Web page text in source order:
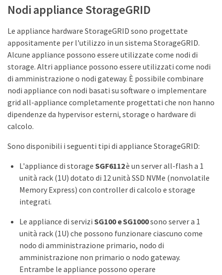
Nodi appliance StorageGRID
Le appliance hardware StorageGRID sono progettate
appositamente per l'utilizzo in un sistema StorageGRID.
Alcune appliance possono essere utilizzate come nodi di
storage. Altri appliance possono essere utilizzati come nodi
di amministrazione o nodi gateway. È possibile combinare
nodi appliance con nodi basati su software o implementare
grid all-appliance completamente progettati che non hanno
dipendenze da hypervisor esterni, storage o hardware di
calcolo.
Sono disponibili i seguenti tipi di appliance StorageGRID:
L'appliance di storage SGF6112è un server all-flash a 1
unità rack (1U) dotato di 12 unità SSD NVMe (nonvolatile
Memory Express) con controller di calcolo e storage
integrati.
Le appliance di servizi SG100 e SG1000sono server a 1
unità rack (1U) che possono funzionare ciascuno come
nodo di amministrazione primario, nodo di
amministrazione non primario o nodo gateway.
Entrambe le appliance possono operare